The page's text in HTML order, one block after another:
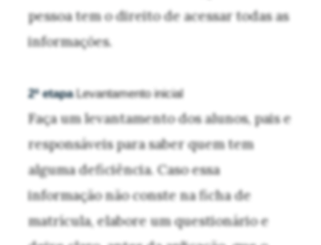
pessoa tem o direito de acessar todas as
informações.
2ª etapaLevantamento inicial
Faça um levantamento dos alunos, pais e
responsáveis para saber quem tem
alguma deficiência. Caso essa
informação não conste na ficha de
matrícula, elabore um questionário e